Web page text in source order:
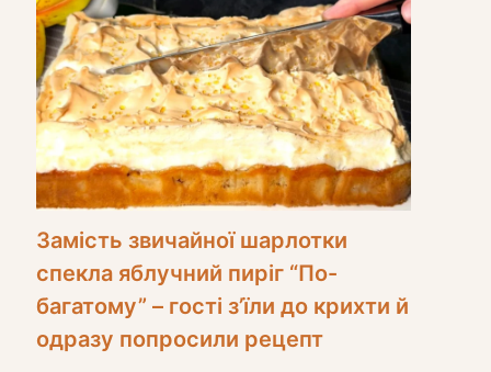
Замість звичайної шарлотки
спекла яблучний пиріг “По-
багатому” – гості з’їли до крихти й
одразу попросили рецепт